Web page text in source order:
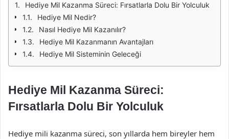
Hediye Mil Kazanma Süreci: Fırsatlarla Dolu Bir Yolculuk
Hediye Mil Nedir?
Nasıl Hediye Mil Kazanılır?
Hediye Mil Kazanmanın Avantajları
Hediye Mil Sisteminin Geleceği
Hediye Mil Kazanma Süreci:
Fırsatlarla Dolu Bir Yolculuk
Hediye mili kazanma süreci, son yıllarda hem bireyler hem